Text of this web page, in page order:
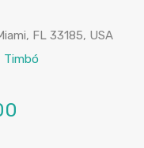
FL 33185, USA
Timbó